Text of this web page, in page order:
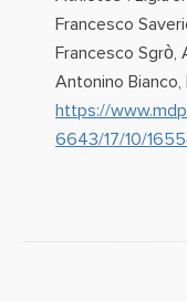
Francesco
Francesco Sgrò,
Antonino Bianco,
https://
6643/17/10/